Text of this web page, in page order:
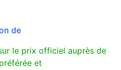
de
le prix officiel auprès de
et